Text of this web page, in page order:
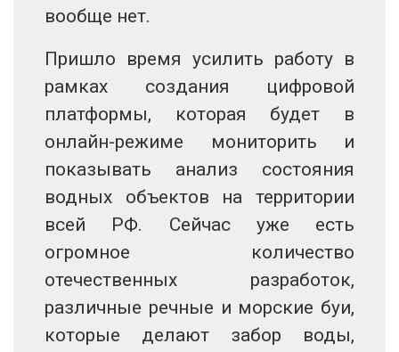
вообще нет.
Пришло время усилить работу в
рамках создания цифровой
платформы, которая будет в
онлайн-режиме мониторить и
показывать анализ состояния
водных объектов на территории
всей РФ. Сейчас уже есть
огромное количество
отечественных разработок,
различные речные и морские буи,
которые делают забор воды,